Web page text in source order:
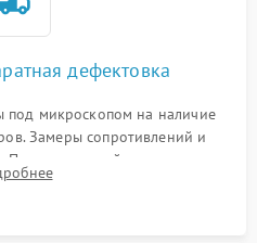
дефектовка
под микроскопом на наличие
Замеры сопротивлений и
цепей питания,
и видеочипа.